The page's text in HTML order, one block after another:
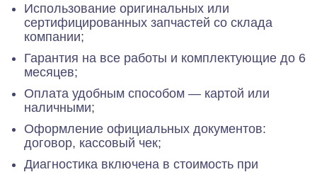
Использование оригинальных или
сертифицированных запчастей со склада
компании;
Гарантия на все работы и комплектующие до 6
месяцев;
Оплата удобным способом — картой или
наличными;
Оформление официальных документов:
договор, кассовый чек;
Диагностика включена в стоимость при